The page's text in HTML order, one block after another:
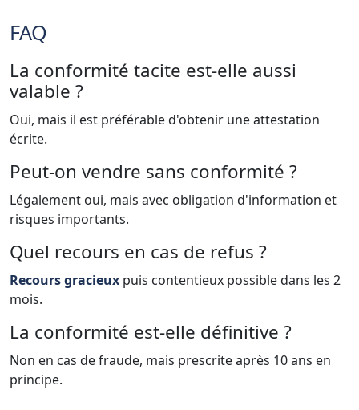
FAQ
La conformité tacite est-elle aussi
valable ?
Oui, mais il est préférable d'obtenir une attestation
écrite.
Peut-on vendre sans conformité ?
Légalement oui, mais avec obligation d'information et
risques importants.
Quel recours en cas de refus ?
Recours gracieux puis contentieux possible dans les 2
mois.
La conformité est-elle définitive ?
Non en cas de fraude, mais prescrite après 10 ans en
principe.